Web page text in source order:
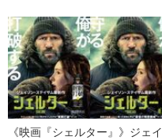
業差別”の実態
《映画『シェルター』》ジェイ